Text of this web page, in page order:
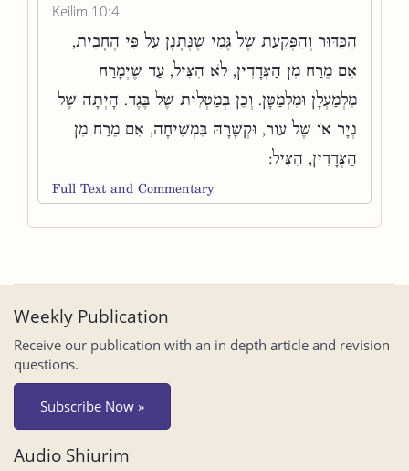
Keilim 10:4
הַכַּדּוּר וְהַפְּקַעַת שֶׁל גֶּמִי שֶׁנְּתָנָן עַל פִּי הֶחָבִית,
אִם מֵרַח מִן הַצְּדָדִין, לֹא הִצִּיל, עַד שֶׁיְּמָרַח
מִלְמַעְלָן וּמִלְּמַטָּן. וְכֵן בְּמַטְלִית שֶׁל בֶּגֶד. הָיְתָה שֶׁל
נְיָר אוֹ שֶׁל עוֹר, וּקְשָׁרָהּ בִּמְשִׁיחָה, אִם מֵרַח מִן
הַצְּדָדִין, הִצִּיל:
Full Text and Commentary
Weekly Publication
Receive our publication with an in depth article and revision
questions.
Subscribe Now »
Audio Shiurim